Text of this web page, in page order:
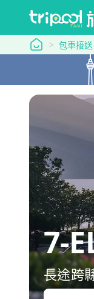
tripool 旅步
包車接送
7-
長途跨